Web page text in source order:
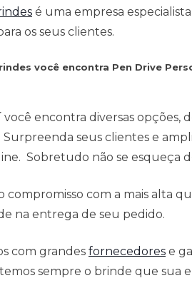
é uma empresa
os seus clientes.
você encontra Pen Drive
encontra diversas opções,
seus clientes e
Sobretudo não se esqueça
compromisso com a mais alta
na entrega de seu pedido.
com grandes fornecedores e
sempre o brinde que sua